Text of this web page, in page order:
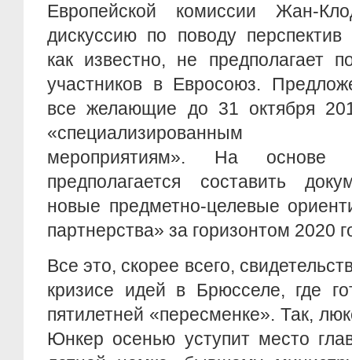
Европейской комиссии Жан-
дискуссию по поводу
как известно, не предполагает
участников в Евросоюз.
все желающие до 31 октября
«специализированным
мероприятиям». На основе
предполагается составить
новые предметно-целевые
партнерства» за горизонтом 2020
Все это, скорее всего,
кризисе идей в Брюсселе, где
пятилетней «пересменке». Так,
Юнкер осенью уступит место